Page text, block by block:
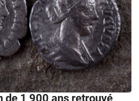
de 1 900 ans retrouvé